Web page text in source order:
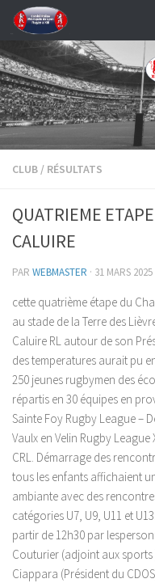
Skip to content
CLUB / RÉSULTATS
QUATRIEME
CALUIRE
PAR WEBMASTER · 31 MARS 2025
cette quatrième étape du
au stade de la Terre des
Caluire RL autour de son
des temperatures aurait pu
250 jeunes rugbymen des
répartis en 30 équipes en
Sainte Foy Rugby League –
Vaulx en Velin Rugby
CRL. Démarrage des
tous les enfants affichaient
ambiante avec des
catégories U7, U9, U11 et
partir de 12h30 par
Couturier (adjoint aux sports
Ciappara (Président du